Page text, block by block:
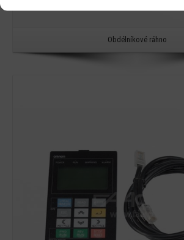
Obdélníkové ráhno